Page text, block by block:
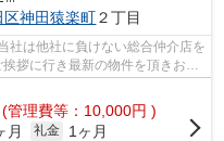
区神田猿楽町２丁目
社は他社に負けない総合仲介店を
拶に行き最新の物件を頂きお客
(管理費等：10,000円 )
月 礼金
1ヶ月